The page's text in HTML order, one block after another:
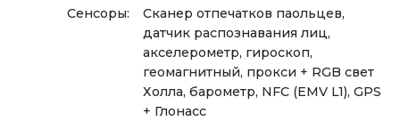
Сенсоры:
Сканер отпечатков паольцев,
датчик распознавания лиц,
акселерометр, гироскоп,
геомагнитный, прокси + RGB свет
Холла, барометр, NFC (EMV L1), GPS
+ Глонасс